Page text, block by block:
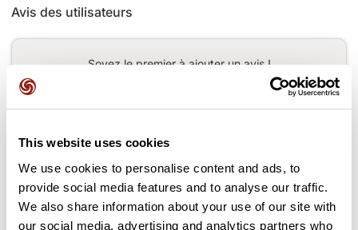
This website uses cookies
We use cookies to personalise content and ads, to
provide social media features and to analyse our traffic.
We also share information about your use of our site with
our social media, advertising and analytics partners who
Avis des utilisateurs
Soyez le premier à ajouter un avis !
Cols le long du parcours